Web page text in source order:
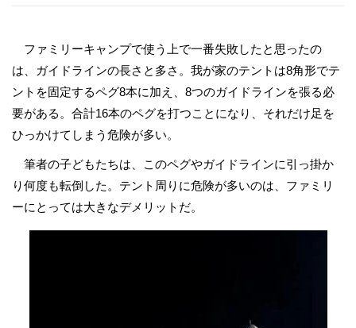
ファミリーキャンプで使う上で一番失敗したと思ったの
は、ガイドラインの長さと多さ。我が家のテントは8角形でテ
ントを固定するペグ8本に加え、8つのガイドラインを張る必
要がある。合計16本のペグを打つことになり、それだけ足を
ひっかけてしまう危険が多い。
筆者の子どもたちは、このペグやガイドラインに引っ掛か
り何度も転倒した。テント周りに危険が多いのは、ファミリ
ーにとっては大きなデメリットだ。